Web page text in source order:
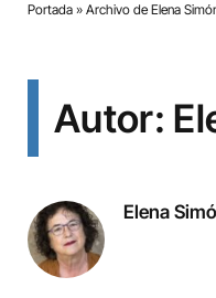
Portada » Archivo de Elena
Autor:
Elena